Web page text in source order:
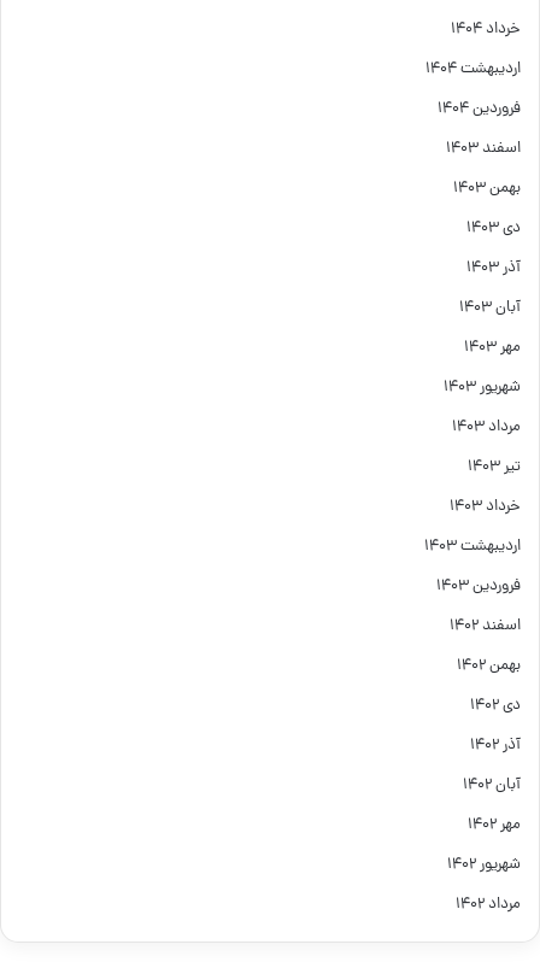
خرداد ۱۴۰۴
اردیبهشت ۱۴۰۴
فروردین ۱۴۰۴
اسفند ۱۴۰۳
بهمن ۱۴۰۳
دی ۱۴۰۳
آذر ۱۴۰۳
آبان ۱۴۰۳
مهر ۱۴۰۳
شهریور ۱۴۰۳
مرداد ۱۴۰۳
تیر ۱۴۰۳
خرداد ۱۴۰۳
اردیبهشت ۱۴۰۳
فروردین ۱۴۰۳
اسفند ۱۴۰۲
بهمن ۱۴۰۲
دی ۱۴۰۲
آذر ۱۴۰۲
آبان ۱۴۰۲
مهر ۱۴۰۲
شهریور ۱۴۰۲
مرداد ۱۴۰۲